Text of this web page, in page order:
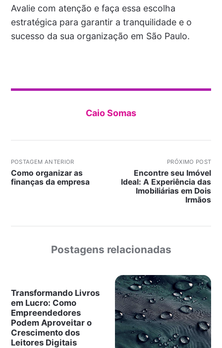
Avalie com atenção e faça essa escolha
estratégica para garantir a tranquilidade e o
sucesso da sua organização em São Paulo.
Caio Somas
POSTAGEM ANTERIOR
Como organizar as
finanças da empresa
PRÓXIMO POST
Encontre seu Imóvel
Ideal: A Experiência das
Imobiliárias em Dois
Irmãos
Postagens relacionadas
Transformando Livros
em Lucro: Como
Empreendedores
Podem Aproveitar o
Crescimento dos
Leitores Digitais